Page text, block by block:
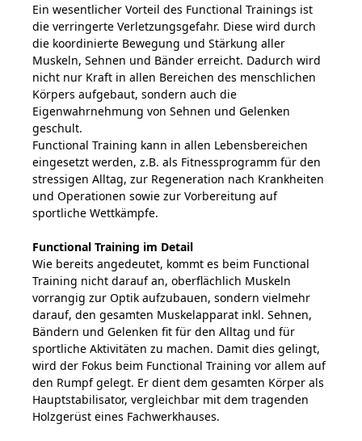
Ein wesentlicher Vorteil des Functional Trainings ist
die verringerte Verletzungsgefahr. Diese wird durch
die koordinierte Bewegung und Stärkung aller
Muskeln, Sehnen und Bänder erreicht. Dadurch wird
nicht nur Kraft in allen Bereichen des menschlichen
Körpers aufgebaut, sondern auch die
Eigenwahrnehmung von Sehnen und Gelenken
geschult.
Functional Training kann in allen Lebensbereichen
eingesetzt werden, z.B. als Fitnessprogramm für den
stressigen Alltag, zur Regeneration nach Krankheiten
und Operationen sowie zur Vorbereitung auf
sportliche Wettkämpfe.
Functional Training im Detail
Wie bereits angedeutet, kommt es beim Functional
Training nicht darauf an, oberflächlich Muskeln
vorrangig zur Optik aufzubauen, sondern vielmehr
darauf, den gesamten Muskelapparat inkl. Sehnen,
Bändern und Gelenken fit für den Alltag und für
sportliche Aktivitäten zu machen. Damit dies gelingt,
wird der Fokus beim Functional Training vor allem auf
den Rumpf gelegt. Er dient dem gesamten Körper als
Hauptstabilisator, vergleichbar mit dem tragenden
Holzgerüst eines Fachwerkhauses.